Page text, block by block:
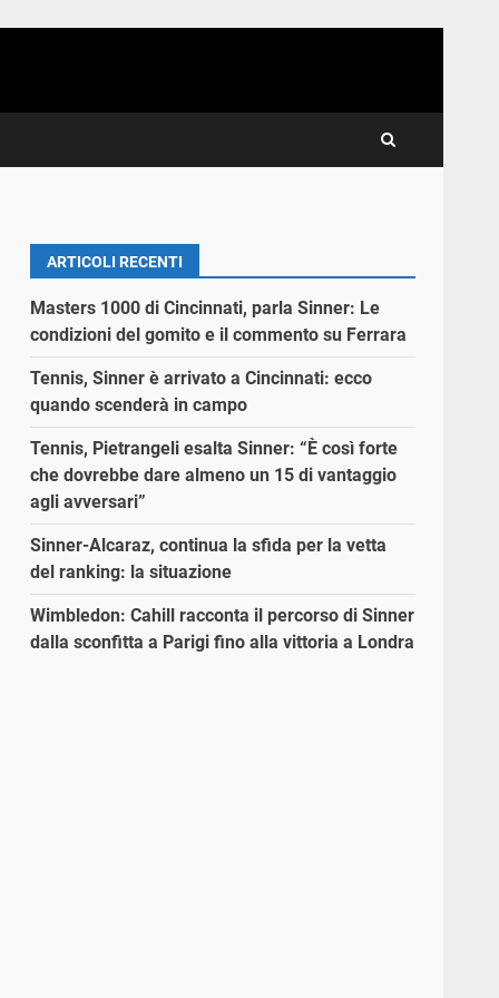
ARTICOLI RECENTI
Masters 1000 di Cincinnati, parla Sinner: Le
condizioni del gomito e il commento su Ferrara
Tennis, Sinner è arrivato a Cincinnati: ecco
quando scenderà in campo
Tennis, Pietrangeli esalta Sinner: “È così forte
che dovrebbe dare almeno un 15 di vantaggio
agli avversari”
Sinner-Alcaraz, continua la sfida per la vetta
del ranking: la situazione
Wimbledon: Cahill racconta il percorso di Sinner
dalla sconfitta a Parigi fino alla vittoria a Londra